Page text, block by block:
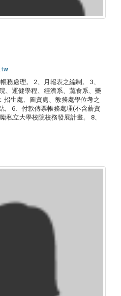
務處理。 2、月報表之編制。 3、
、運健學程、經濟系、蔬食系、樂
招生處、圖資處、教務處學位考之
。 6、付款傳票帳務處理(不含薪資
私立大學校院校務發展計畫。 8、